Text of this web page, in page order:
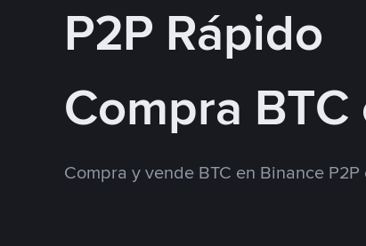
P2P Rápido
Compra
Compra y vende BTC en Binance